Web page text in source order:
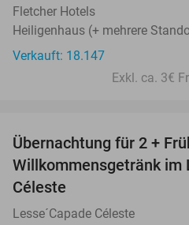
Fletcher Hotels
Heiligenhaus (+ mehrere
Verkauft: 18.147
Exkl. ca. 3€
Übernachtung für 2 +
Willkommensgetränk im
Céleste
Lesse´Capade Céleste